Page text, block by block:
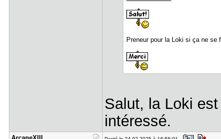
Preneur pour la Loki si ça ne se
Salut, la Loki
intéressé.